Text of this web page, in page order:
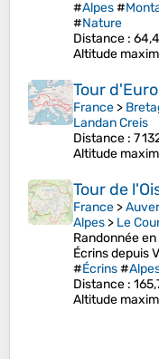
#Alpes#
#Nature
Distance :
Altitude
Tour
France >
Landan Creis
Distance : 7
Altitude
Tour de
France >
Alpes > Le
Randonnée
Écrins depuis
#Écrins#
Distance :
Altitude